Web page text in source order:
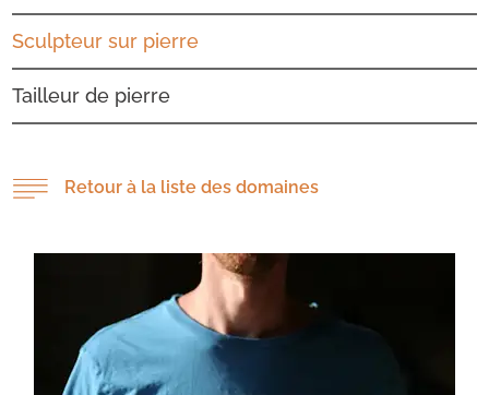
Sculpteur sur pierre
Tailleur de pierre
Retour à la liste des domaines